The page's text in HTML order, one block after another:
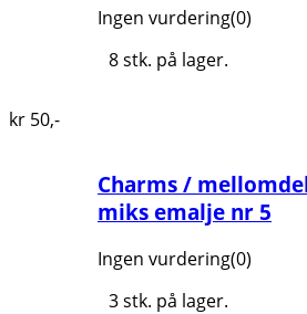
Ingen vurdering(0)
8 stk. på lager.
kr 50,-
Charms /
miks emalje nr 5
Ingen vurdering(0)
3 stk. på lager.